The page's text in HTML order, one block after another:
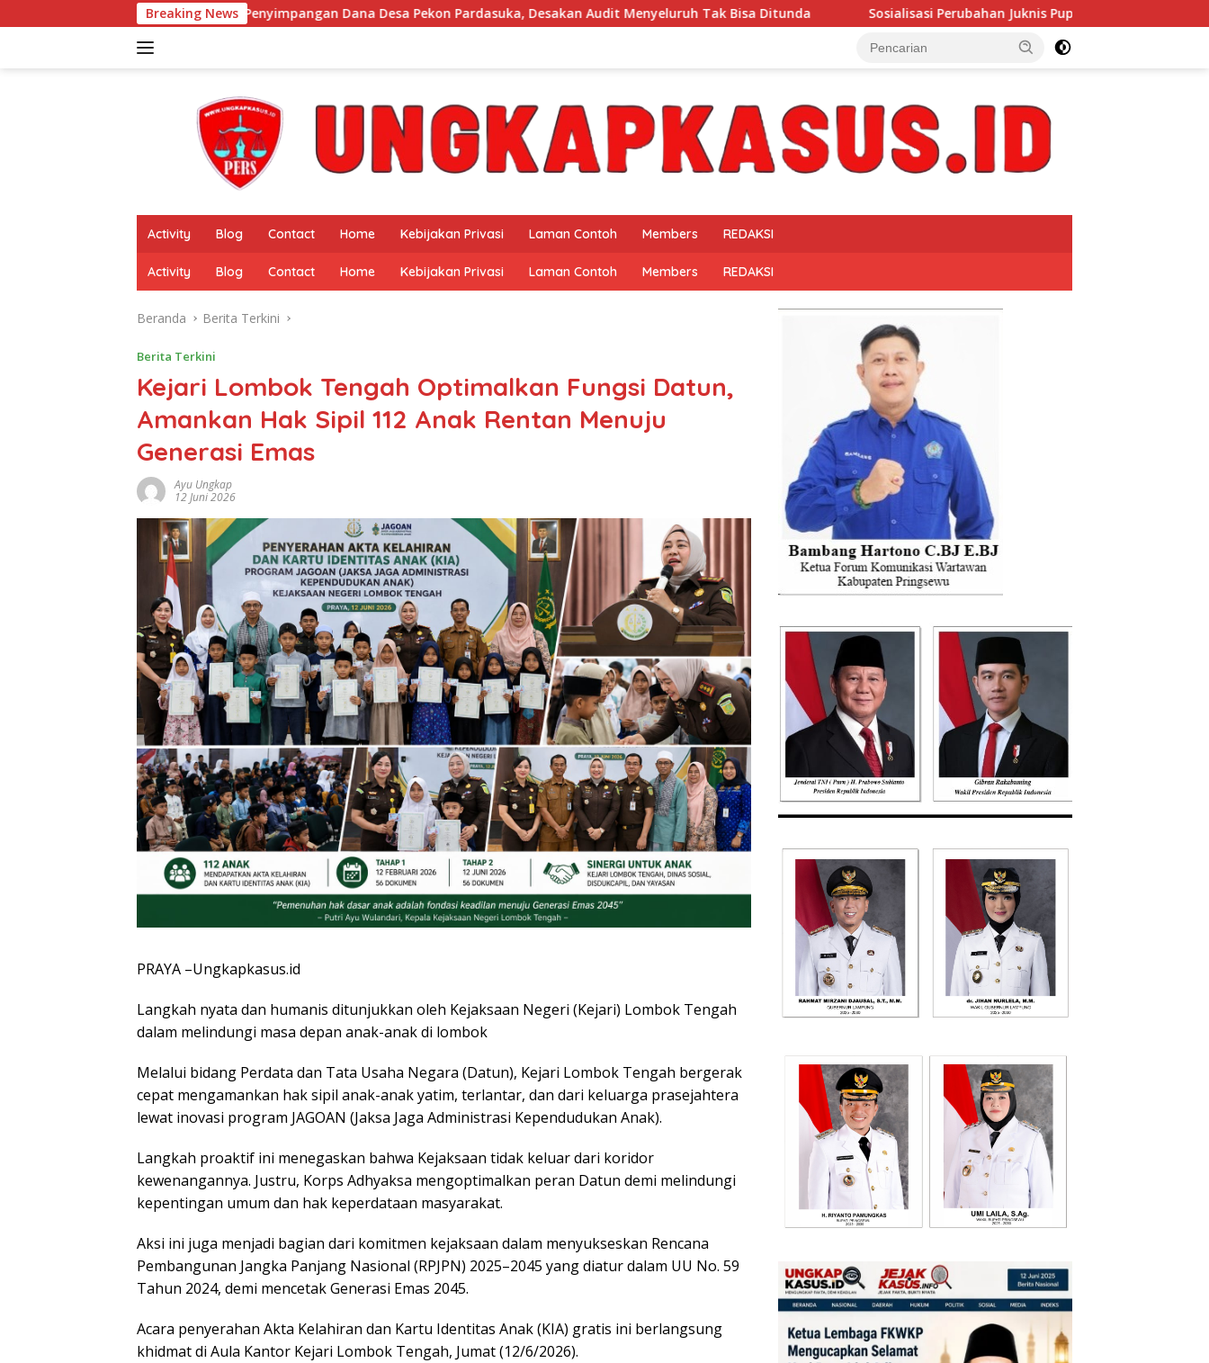
ke
Breaking News
Dugaan Penyimpangan Dana Desa Pekon Pardasuka, Desakan Audit Menyeluruh Tak Bisa Ditunda Sosialisasi Perubahan Juknis Pupuk Bersubsidi 2026 Digelar di Pesisir Barat,
Activity Blog Contact Home Kebijakan Privasi Laman Contoh Members REDAKSI
Activity Blog Contact Home Kebijakan Privasi Laman Contoh Members REDAKSI
Beranda Berita Terkini
Berita Terkini
Kejari Lombok Tengah Optimalkan Fungsi Datun,
Amankan Hak Sipil 112 Anak Rentan Menuju
Generasi Emas
Ayu Ungkap
12 Juni 2026
PRAYA –Ungkapkasus.id
Langkah nyata dan humanis ditunjukkan oleh Kejaksaan Negeri (Kejari) Lombok Tengah
dalam melindungi masa depan anak-anak di lombok
Melalui bidang Perdata dan Tata Usaha Negara (Datun), Kejari Lombok Tengah bergerak
cepat mengamankan hak sipil anak-anak yatim, terlantar, dan dari keluarga prasejahtera
lewat inovasi program JAGOAN (Jaksa Jaga Administrasi Kependudukan Anak).
Langkah proaktif ini menegaskan bahwa Kejaksaan tidak keluar dari koridor
kewenangannya. Justru, Korps Adhyaksa mengoptimalkan peran Datun demi melindungi
kepentingan umum dan hak keperdataan masyarakat.
Aksi ini juga menjadi bagian dari komitmen kejaksaan dalam menyukseskan Rencana
Pembangunan Jangka Panjang Nasional (RPJPN) 2025–2045 yang diatur dalam UU No. 59
Tahun 2024, demi mencetak Generasi Emas 2045.
Acara penyerahan Akta Kelahiran dan Kartu Identitas Anak (KIA) gratis ini berlangsung
khidmat di Aula Kantor Kejari Lombok Tengah, Jumat (12/6/2026).